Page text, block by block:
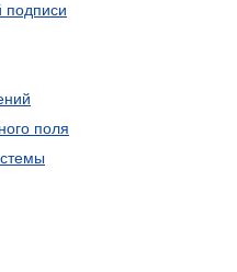
подписи
поля